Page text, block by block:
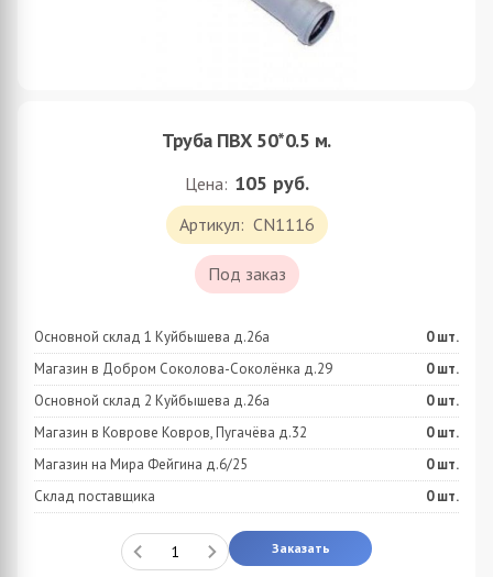
Труба ПВХ 50*0.5 м.
Артикул: CN1116
Под заказ
Цена: 105 руб.
Основной склад 1 Куйбышева д.26а 0шт.
Магазин в Добром Соколова-Соколёнка д.29
0шт.
Основной склад 2 Куйбышева д.26а
0шт.
Магазин в Коврове Ковров, Пугачёва д.32
0шт.
Магазин на Мира Фейгина д.6/25
0шт.
Склад поставщика
0шт.
Заказать